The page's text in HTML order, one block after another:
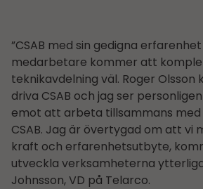
”CSAB med sin gedigna
medarbetare kommer att
teknikavdelning väl. Roger
driva CSAB och jag ser
emot att arbeta tillsammans med
CSAB. Jag är övertygad om att vi
kraft och erfarenhetsutbyte,
utveckla verksamheterna
Johnsson, VD på Telarco.